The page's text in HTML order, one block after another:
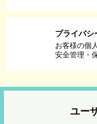
プライバシ
お客様の個
安全管理・
ユー